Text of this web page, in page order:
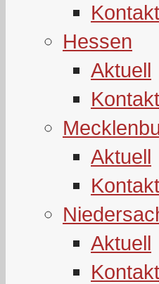
Hessen
Aktuell
Kontakt
Aktuell
Aktuell
Kontakt